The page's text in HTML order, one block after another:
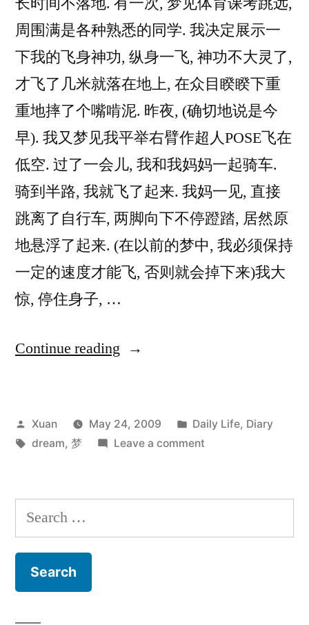
周围满是各种熟悉的同学. 我决定展示一
下我的飞身神功, 纵身一飞, 神功不大灵了,
才飞了几米就落在地上, 在众目睽睽下重
重地摔了个嘴啃泥. 昨夜, (确切地说是今
早). 我又梦见我平举右臂作超人POSE飞在
低空. 过了一会儿, 我和我妈妈一起骑车.
骑到半路, 我就飞了起来. 我妈一见, 直接
跳离了自行车, 两脚向下不停蹬踏, 居然原
地悬浮了起来. (在以前的梦中, 我必须保持
一定的速度才能飞, 否则就会掉下来)我大
惊, 停住身子, …
Continue reading “一
关
的
Posted
by
Xuan May 24, 2009
Posted
in
Daily Life, Diary
Tags:
dream, 梦 Leave a commenton
列
于
Search
for: